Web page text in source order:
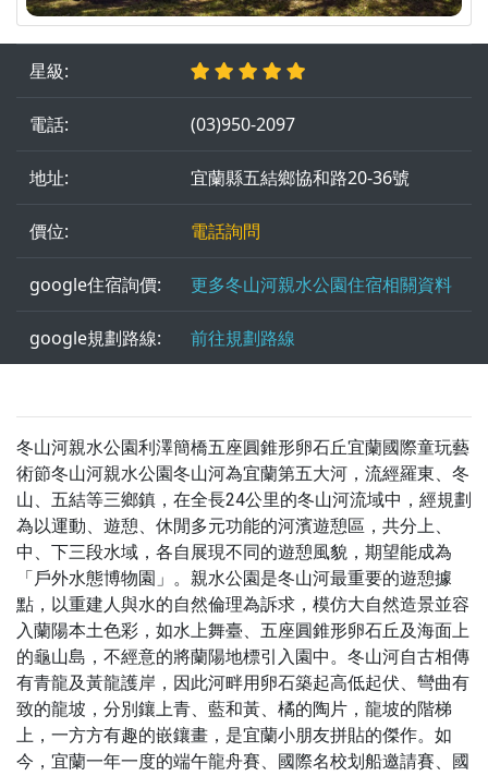
星級:
電話: (03)950-2097
地址: 宜蘭縣五結鄉協和路20-36號
價位: 電話詢問
google住宿詢價: 更多冬山河親水公園住宿相關資料
google規劃路線: 前往規劃路線
冬山河親水公園利澤簡橋五座圓錐形卵石丘宜蘭國際童玩藝
術節冬山河親水公園冬山河為宜蘭第五大河，流經羅東、冬
山、五結等三鄉鎮，在全長24公里的冬山河流域中，經規劃
為以運動、遊憩、休閒多元功能的河濱遊憩區，共分上、
中、下三段水域，各自展現不同的遊憩風貌，期望能成為
「戶外水態博物園」。親水公園是冬山河最重要的遊憩據
點，以重建人與水的自然倫理為訴求，模仿大自然造景並容
入蘭陽本土色彩，如水上舞臺、五座圓錐形卵石丘及海面上
的龜山島，不經意的將蘭陽地標引入園中。冬山河自古相傳
有青龍及黃龍護岸，因此河畔用卵石築起高低起伏、彎曲有
致的龍坡，分別鑲上青、藍和黃、橘的陶片，龍坡的階梯
上，一方方有趣的嵌鑲畫，是宜蘭小朋友拼貼的傑作。如
今，宜蘭一年一度的端午龍舟賽、國際名校划船邀請賽、國